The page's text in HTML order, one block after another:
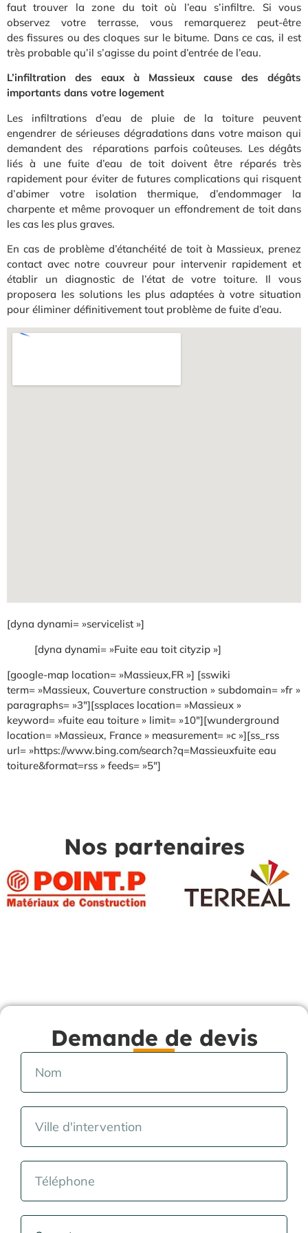
faut trouver la zone du toit où l’eau s’infiltre. Si vous
observez votre terrasse, vous remarquerez peut-être
des fissures ou des cloques sur le bitume. Dans ce cas, il est
très probable qu’il s’agisse du point d’entrée de l’eau.
L’infiltration des eaux à Massieux cause des dégâts
importants dans votre logement
Les infiltrations d’eau de pluie de la toiture peuvent
engendrer de sérieuses dégradations dans votre maison qui
demandent des réparations parfois coûteuses. Les dégâts
liés à une fuite d’eau de toit doivent être réparés très
rapidement pour éviter de futures complications qui risquent
d’abimer votre isolation thermique, d’endommager la
charpente et même provoquer un effondrement de toit dans
les cas les plus graves.
En cas de problème d’étanchéité de toit à Massieux, prenez
contact avec notre couvreur pour intervenir rapidement et
établir un diagnostic de l’état de votre toiture. Il vous
proposera les solutions les plus adaptées à votre situation
pour éliminer définitivement tout problème de fuite d’eau.
[dyna dynami= »servicelist »]
[dyna dynami= »Fuite eau toit cityzip »]
[google-map location= »Massieux,FR »] [sswiki
term= »Massieux, Couverture construction » subdomain= »fr »
paragraphs= »3″][ssplaces location= »Massieux »
keyword= »fuite eau toiture » limit= »10″][wunderground
location= »Massieux, France » measurement= »c »][ss_rss
url= »https://www.bing.com/search?q=Massieuxfuite eau
toiture&format=rss » feeds= »5″]
Nos partenaires
Demande de devis